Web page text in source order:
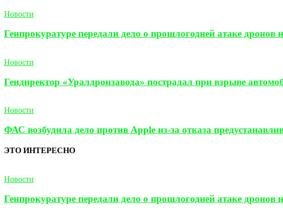
Новости
Генпрокуратуре передали дело о прошлогодней атаке дронов
Новости
Гендиректор «Уралдронзавода» пострадал при взрыве
Новости
ФАС возбудила дело против Apple из-за отказа
ЭТО ИНТЕРЕСНО
Новости
Генпрокуратуре передали дело о прошлогодней атаке дронов